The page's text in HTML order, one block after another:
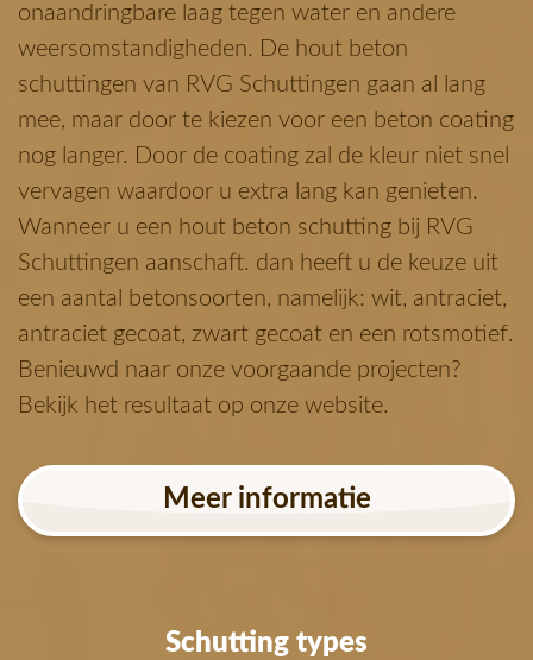
onaandringbare laag tegen water en andere
weersomstandigheden. De hout beton
schuttingen van RVG Schuttingen gaan al lang
mee, maar door te kiezen voor een beton coating
nog langer. Door de coating zal de kleur niet snel
vervagen waardoor u extra lang kan genieten.
Wanneer u een hout beton schutting bij RVG
Schuttingen aanschaft. dan heeft u de keuze uit
een aantal betonsoorten, namelijk: wit, antraciet,
antraciet gecoat, zwart gecoat en een rotsmotief.
Benieuwd naar onze voorgaande projecten?
Bekijk het resultaat op onze website.
Meer informatie
Schutting types